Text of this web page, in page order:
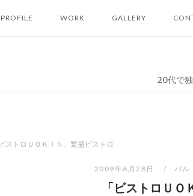
PROFILE WORK GALLERY
20代で
ビストロＵＯＫＩＮ」繁盛ビストロ
2009年6月28日 バル
「ビストロＵ